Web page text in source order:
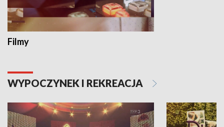
Filmy
WYPOCZYNEK I REKREACJA